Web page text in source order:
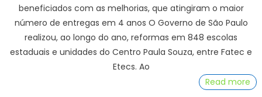
beneficiados com as melhorias, que atingiram o maior
número de entregas em 4 anos O Governo de São Paulo
realizou, ao longo do ano, reformas em 848 escolas
estaduais e unidades do Centro Paula Souza, entre Fatec e
Etecs. Ao
Read more